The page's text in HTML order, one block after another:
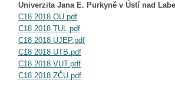
Univerzita Jana E. Purkyně v Ústí nad
C18 2018 OU.pdf
C18 2018 TUL.pdf
C18 2018 UJEP.pdf
C18 2018 UTB.pdf
C18 2018 VUT.pdf
C18 2018 ZČU.pdf